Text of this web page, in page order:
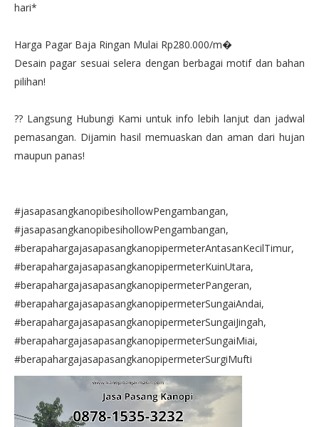
hari*
Harga Pagar Baja Ringan Mulai Rp280.000/m�
Desain pagar sesuai selera dengan berbagai motif dan bahan
pilihan!
?? Langsung Hubungi Kami untuk info lebih lanjut dan jadwal
pemasangan. Dijamin hasil memuaskan dan aman dari hujan
maupun panas!
#jasapasangkanopibesihollowPengambangan,
#jasapasangkanopibesihollowPengambangan,
#berapahargajasapasangkanopipermeterAntasanKecilTimur,
#berapahargajasapasangkanopipermeterKuinUtara,
#berapahargajasapasangkanopipermeterPangeran,
#berapahargajasapasangkanopipermeterSungaiAndai,
#berapahargajasapasangkanopipermeterSungaiJingah,
#berapahargajasapasangkanopipermeterSungaiMiai,
#berapahargajasapasangkanopipermeterSurgiMufti